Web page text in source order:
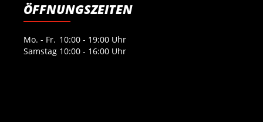
ÖFFNUNGSZEITEN
Mo. - Fr. 10:00 - 19:00 Uhr
Samstag 10:00 - 16:00 Uhr